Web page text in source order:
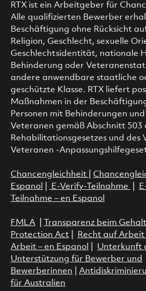
RTX ist ein Arbeitgeber für
Alle qualifizierten Bewerber
Beschäftigung ohne Rücksicht
Religion, Geschlecht, sexuelle
Geschlechtsidentität, nationale
Behinderung oder
andere anwendbare staatliche
geschützte Klasse. RTX liefert
Maßnahmen in der
Personen mit Behinderungen
Veteranen gemäß Abschnitt 503
Rehabilitationsgesetzes und des
Veteranen -
Chancengleichheit
Espanol
E-Verify-Teilnahme
Teilnahme – en Espanol
FMLA| Transparenz beim Gehalt
Protection Act| Recht auf Arbeit
Arbeit – en Espanol
Unterkunft
Unterstützung für Bewerber und
Bewerberinnen
für Australien